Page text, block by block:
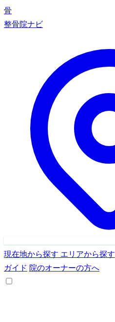
骨
整骨院ナビ
現在地から探す エリアから探す
ガイド 院のオーナーの方へ